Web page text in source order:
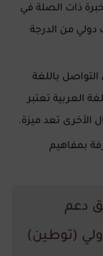
من الخبرة ذات الصلة في
من الدرجة
باللغة
العربية تعتبر
الأخرى تعد ميزة.
بمفاهيم
دعم
(توطين)